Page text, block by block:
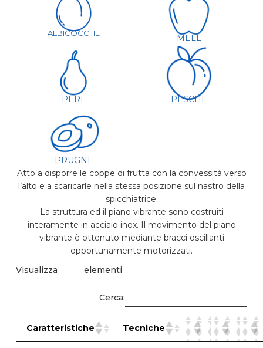
ALBICOCCHE MELE
PERE PESCHE
PRUGNE
Atto a disporre le coppe di frutta con la convessità verso
l’alto e a scaricarle nella stessa posizione sul nastro della
spicchiatrice.
La struttura ed il piano vibrante sono costruiti
interamente in acciaio inox. Il movimento del piano
vibrante è ottenuto mediante bracci oscillanti
opportunamente motorizzati.
Visualizza
elementi
Cerca:
Caratteristiche Tecniche